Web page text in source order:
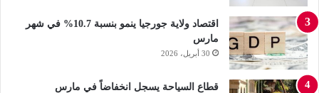
اقتصاد ولاية جورجيا ينمو بنسبة 10.7% في شهر
مارس
30 أبريل، 2026
قطاع السياحة يسجل انخفاضاً في مارس